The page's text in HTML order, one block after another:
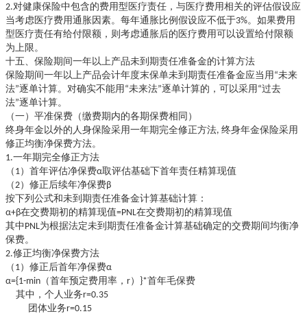
2.对健康保险中包含的费用型医疗责任，与医疗费用相关的评估假设应
当考虑医疗费用通胀因素。每年通胀比例假设应不低于3%。如果费用
型医疗责任有给付限额，则考虑通胀后的医疗费用可以设置给付限额
为上限。
十五、保险期间一年以上产品未到期责任准备金的计算方法
保险期间一年以上产品会计年度末保单未到期责任准备金应当用 “未来
法”逐单计算。对确实不能用“未来法”逐单计算的，可以采用“过去
法”逐单计算。
（一）平准保费（缴费期内的各期保费相同）
终身年金以外的人身保险采用一年期完全修正方法, 终身年金保险采用
修正均衡净保费方法。
1.一年期完全修正方法
（ 1）首年评估净保费α取评估基础下首年责任精算现值
（2）修正后续年净保费β
按下列公式和未到期责任准备金计算基础计算：
α+β在交费期初的精算现值=PNL在交费期初的精算现值
其中PNL为根据法定未到期责任准备金计算基础确定的交费期间均衡净
保费。
2.修正均衡净保费方法
（ 1）修正后首年净保费α
α={1-min（首年预定费用率，r）}*首年毛保费
其中， 个人业务r=0.35
团体业务r=0.15